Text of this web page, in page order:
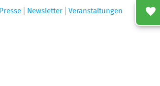
Presse Newsletter Veranstaltungen